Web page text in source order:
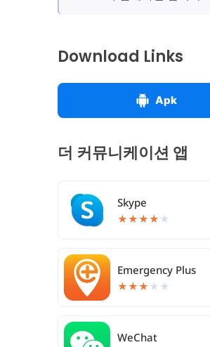
Download Links
Apk
더 커뮤니케이션 앱
Skype
★★★★ ★
Emergency Plus
★★★ ★ ★
WeChat